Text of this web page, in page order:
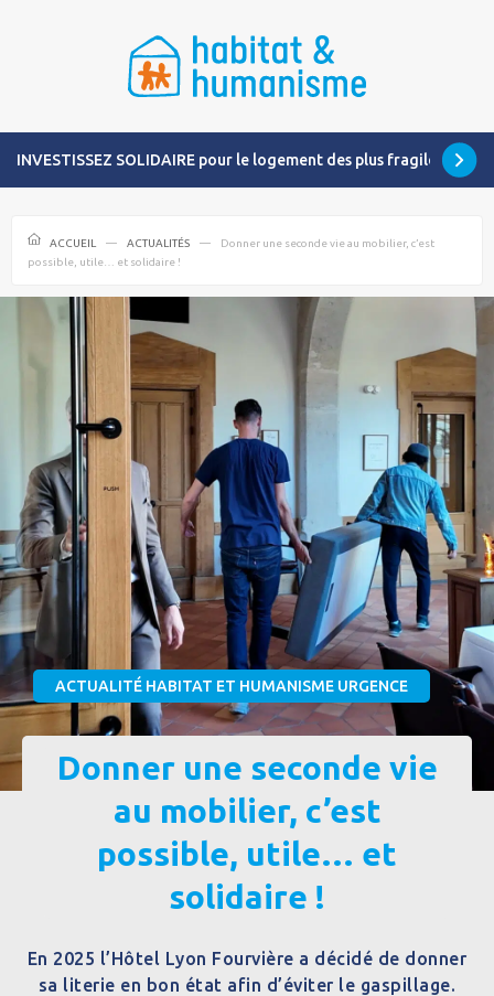
INVESTISSEZ SOLIDAIRE pour le logement des plus fragiles
ACCUEIL ACTUALITÉS
Donner une seconde vie au mobilier, c’est
possible, utile… et solidaire !
ACTUALITÉ HABITAT ET HUMANISME URGENCE
Donner une seconde vie
au mobilier, c’est
possible, utile… et
solidaire !
En 2025 l’Hôtel Lyon Fourvière a décidé de donner
sa literie en bon état afin d’éviter le gaspillage.